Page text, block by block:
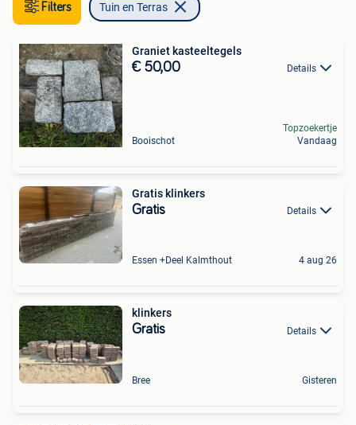
Filters Tuin en Terras
Graniet kasteeltegels
€ 50,00 Details
Booischot
Topzoekertje
Vandaag
Gratis klinkers
Gratis Details
Essen +Deel Kalmthout 4 aug 26
klinkers
Gratis Details
Bree Gisteren